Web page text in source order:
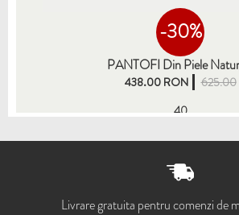
-30%
PANTOFI Din Piele
438.00 RON
625.00
40
Livrare gratuita pentru comenzi de